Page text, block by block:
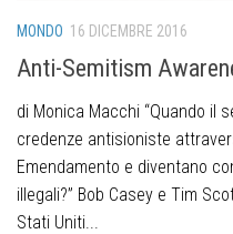
MONDO 16 DICEMBRE 2016
Anti-Semitism
di Monica Macchi “Quando il
credenze antisioniste
Emendamento e diventano
illegali?” Bob Casey e Tim
Stati Uniti...